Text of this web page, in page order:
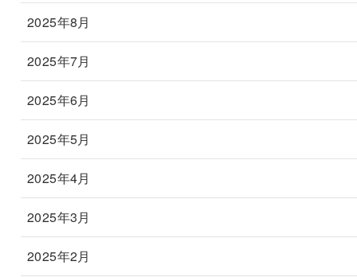
2025年8月
2025年7月
2025年6月
2025年5月
2025年4月
2025年3月
2025年2月